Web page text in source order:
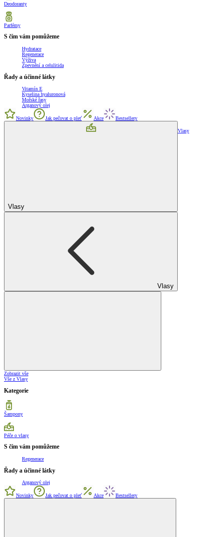
Deodoranty
Parfémy
S čím vám pomůžeme
Hydratace
Regenerace
Výživa
Zpevnění a celulitida
Řady a účinné látky
Vitamín E
Kyselina hyaluronová
Mořské řasy
Arganový olej
Novinky Jak pečovat o pleť Akce Bestsellery
Vlasy
Vlasy
Vlasy
Zobrazit vše
Vše z Vlasy
Kategorie
Šampony
Péče o vlasy
S čím vám pomůžeme
Regenerace
Řady a účinné látky
Arganový olej
Novinky Jak pečovat o pleť Akce Bestsellery